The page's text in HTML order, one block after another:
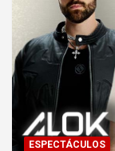
ESPECTÁCULOS